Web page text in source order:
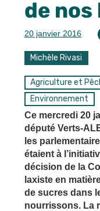
de nos
20 janvier 2016
Michèle Rivasi
Agriculture et
Environnement
Ce mercredi 20
député Verts-
les
étaient à
décision de la
laxiste en
de sucres dans
nourrissons. La